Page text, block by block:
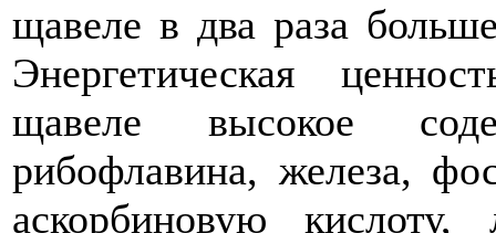
щавеле в два раза
Энергетическая
щавеле высокое
рибофлавина, железа,
аскорбиновую